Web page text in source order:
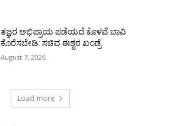
ತಜ್ಞರ ಅಭಿಪ್ರಾಯ ಪಡೆಯದೆ ಕೊಳವೆ ಬಾವಿ
ಕೊರೆಸಬೇಡಿ: ಸಚಿವ ಈಶ್ವರ ಖಂಡ್ರೆ
August 7, 2026
Load more